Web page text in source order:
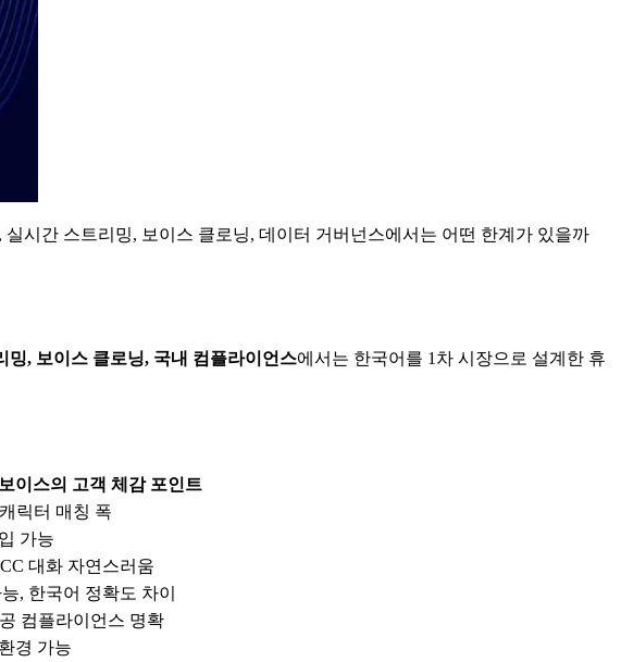
시간 스트리밍, 보이스 클로닝, 데이터 거버넌스에서는 어떤 한계가 있을까
밍, 보이스 클로닝, 국내 컴플라이언스에서는 한국어를 1차 시장으로 설계한 휴
이스의 고객 체감 포인트
릭터 매칭 폭
가능
대화 자연스러움
, 한국어 정확도 차이
컴플라이언스 명확
경 가능